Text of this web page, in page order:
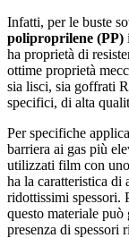
Infatti, per le buste
poliproprilene (PP)
ha proprietà di
ottime proprietà
sia lisci, sia goffrati
specifici, di alta
Per specifiche
barriera ai gas più
utilizzati film con
ha la caratteristica di
ridottissimi spessori.
questo materiale
presenza di spessori